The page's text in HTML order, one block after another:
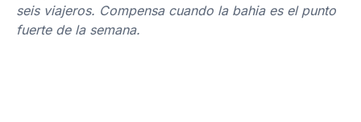
seis viajeros. Compensa cuando la bahia es el punto
fuerte de la semana.